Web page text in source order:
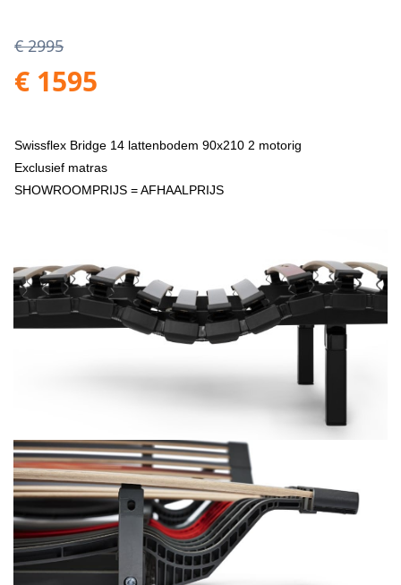
€ 2995
€ 1595
Swissflex Bridge 14 lattenbodem 90x210 2 motorig
Exclusief matras
SHOWROOMPRIJS = AFHAALPRIJS